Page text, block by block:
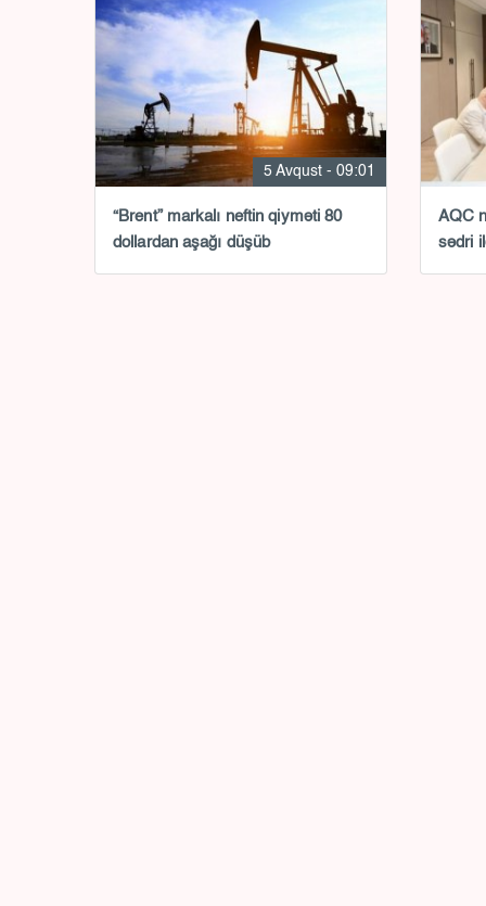
5 Avqust - 09:01
“Brent” markalı neftin qiyməti 80
dollardan aşağı düşüb
AQC
sədri